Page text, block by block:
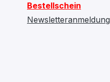
Bestellschein
Newsletteranmeldung